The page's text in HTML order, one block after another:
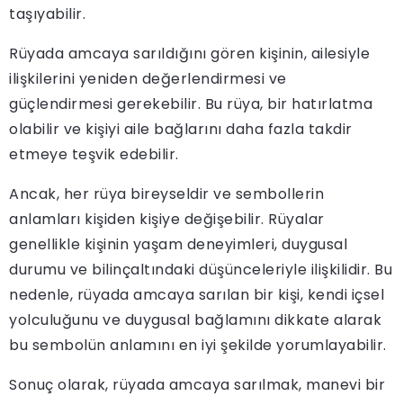
taşıyabilir.
Rüyada amcaya sarıldığını gören kişinin, ailesiyle
ilişkilerini yeniden değerlendirmesi ve
güçlendirmesi gerekebilir. Bu rüya, bir hatırlatma
olabilir ve kişiyi aile bağlarını daha fazla takdir
etmeye teşvik edebilir.
Ancak, her rüya bireyseldir ve sembollerin
anlamları kişiden kişiye değişebilir. Rüyalar
genellikle kişinin yaşam deneyimleri, duygusal
durumu ve bilinçaltındaki düşünceleriyle ilişkilidir. Bu
nedenle, rüyada amcaya sarılan bir kişi, kendi içsel
yolculuğunu ve duygusal bağlamını dikkate alarak
bu sembolün anlamını en iyi şekilde yorumlayabilir.
Sonuç olarak, rüyada amcaya sarılmak, manevi bir